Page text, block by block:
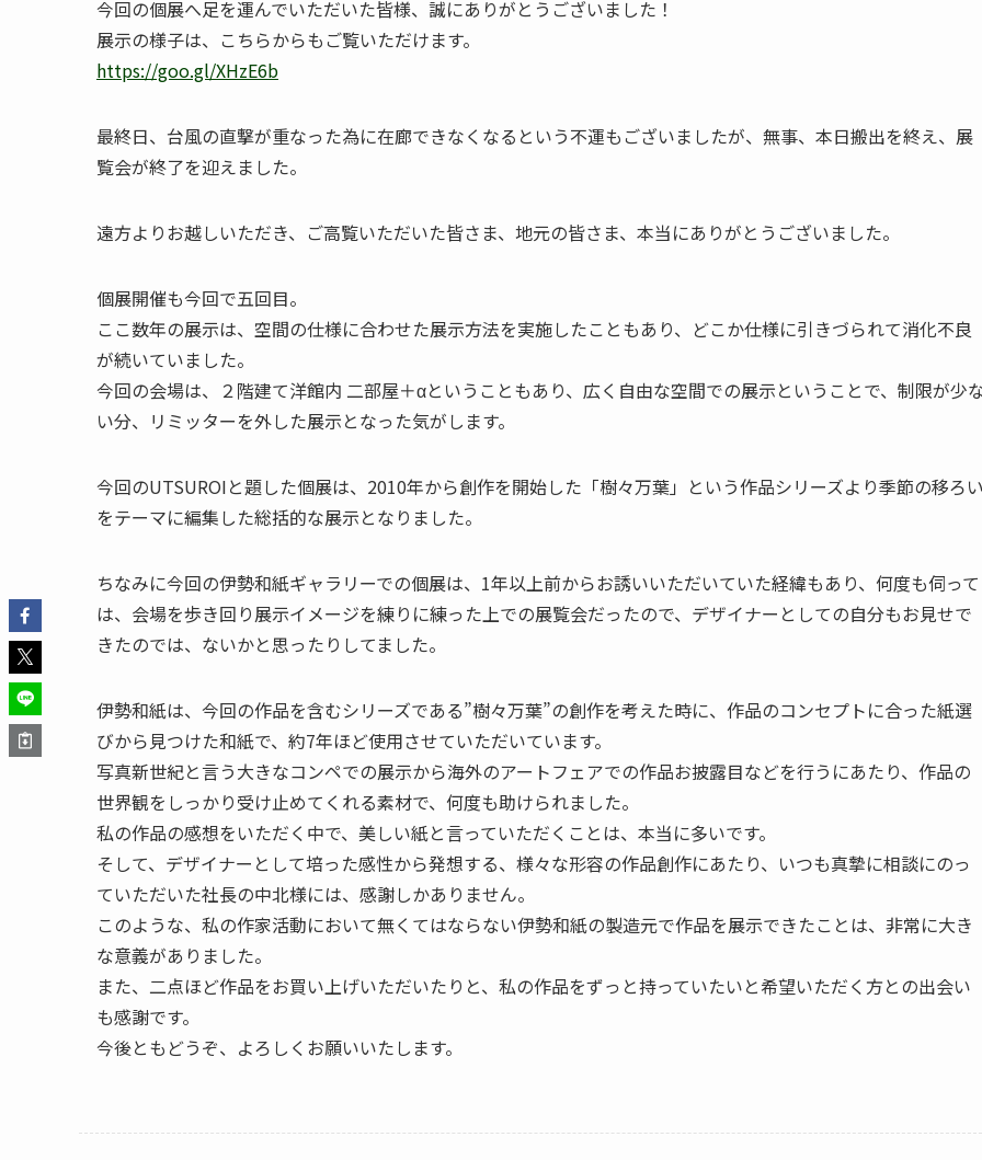
今回の個展へ足を運んでいただいた皆様、誠にありがとうございました！
展示の様子は、こちらからもご覧いただけます。
https://goo.gl/XHzE6b
最終日、台風の直撃が重なった為に在廊できなくなるという不運もございましたが、無事、本日搬出を終え、展
覧会が終了を迎えました。
遠方よりお越しいただき、ご高覧いただいた皆さま、地元の皆さま、本当にありがとうございました。
個展開催も今回で五回目。
ここ数年の展示は、空間の仕様に合わせた展示方法を実施したこともあり、どこか仕様に引きづられて消化不良
が続いていました。
今回の会場は、２階建て洋館内 二部屋＋αということもあり、広く自由な空間での展示ということで、制限が少
い分、リミッターを外した展示となった気がします。
今回のUTSUROIと題した個展は、2010年から創作を開始した「樹々万葉」という作品シリーズより季節の移ろ
をテーマに編集した総括的な展示となりました。
ちなみに今回の伊勢和紙ギャラリーでの個展は、1年以上前からお誘いいただいていた経緯もあり、何度も伺って
は、会場を歩き回り展示イメージを練りに練った上での展覧会だったので、デザイナーとしての自分もお見せで
きたのでは、ないかと思ったりしてました。
伊勢和紙は、今回の作品を含むシリーズである”樹々万葉”の創作を考えた時に、作品のコンセプトに合った紙選
びから見つけた和紙で、約7年ほど使用させていただいています。
写真新世紀と言う大きなコンペでの展示から海外のアートフェアでの作品お披露目などを行うにあたり、作品の
世界観をしっかり受け止めてくれる素材で、何度も助けられました。
私の作品の感想をいただく中で、美しい紙と言っていただくことは、本当に多いです。
そして、デザイナーとして培った感性から発想する、様々な形容の作品創作にあたり、いつも真摯に相談にのっ
ていただいた社長の中北様には、感謝しかありません。
このような、私の作家活動において無くてはならない伊勢和紙の製造元で作品を展示できたことは、非常に大き
な意義がありました。
また、二点ほど作品をお買い上げいただいたりと、私の作品をずっと持っていたいと希望いただく方との出会い
も感謝です。
今後ともどうぞ、よろしくお願いいたします。